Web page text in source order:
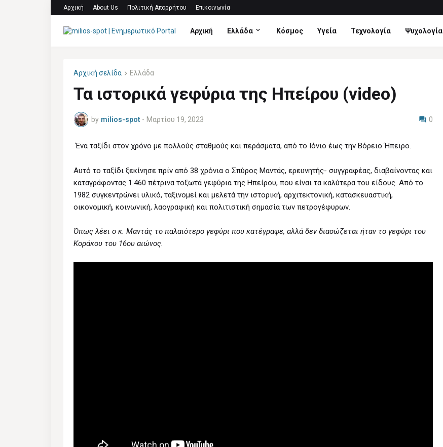
Αρχική About Us Πολιτική Απορρήτου Επικοινωνία
Αρχική Ελλάδα Κόσμος Υγεία Τεχνολογία Ψυχολογία
Αρχική σελίδα Ελλάδα
Τα ιστορικά γεφύρια της Ηπείρου (video)
by milios-spot - Μαρτίου 19, 2023 0
Ένα ταξίδι στον χρόνο με πολλούς σταθμούς και περάσματα, από το Ιόνιο έως την Βόρειο Ήπειρο.
Αυτό το ταξίδι ξεκίνησε πρίν από 38 χρόνια ο Σπύρος Μαντάς, ερευνητής- συγγραφέας, διαβαίνοντας και
καταγράφοντας 1.460 πέτρινα τοξωτά γεφύρια της Ηπείρου, που είναι τα καλύτερα του είδους. Από το
1982 συγκεντρώνει υλικό, ταξινομεί και μελετά την ιστορική, αρχιτεκτονική, κατασκευαστική,
οικονομική, κοινωνική, λαογραφική και πολιτιστική σημασία των πετρογέφυρων.
Όπως λέει ο κ. Μαντάς το παλαιότερο γεφύρι που κατέγραψε, αλλά δεν διασώζεται ήταν το γεφύρι του
Κοράκου του 16ου αιώνος.